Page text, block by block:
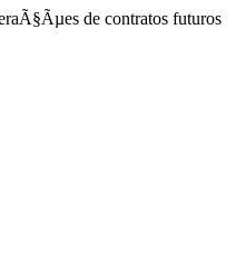
de contratos futuros